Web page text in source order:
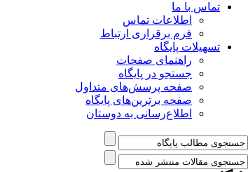
تماس با ما
اطلاعات تماس
فرم برقراری ارتباط
تسهیلات پایگاه
راهنمای صفحات
جستجو در پایگاه
صفحه پرسش‌های متداول
صفحه برترین‌های پایگاه
اطلاع‌رسانی به دوستان